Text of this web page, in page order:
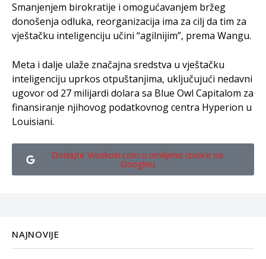
Smanjenjem birokratije i omogućavanjem bržeg
donošenja odluka, reorganizacija ima za cilj da tim za
vještačku inteligenciju učini “agilnijim”, prema Wangu.
Meta i dalje ulaže značajna sredstva u vještačku
inteligenciju uprkos otpuštanjima, uključujući nedavni
ugovor od 27 milijardi dolara sa Blue Owl Capitalom za
finansiranje njihovog podatkovnog centra Hyperion u
Louisiani.
Dodajte Visokoin.com u omiljene izvore na
Googleu
NAJNOVIJE